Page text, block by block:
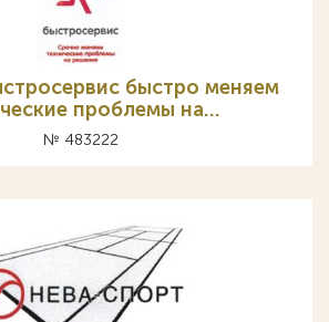
быстро меняем
проблемы на…
№ 483222